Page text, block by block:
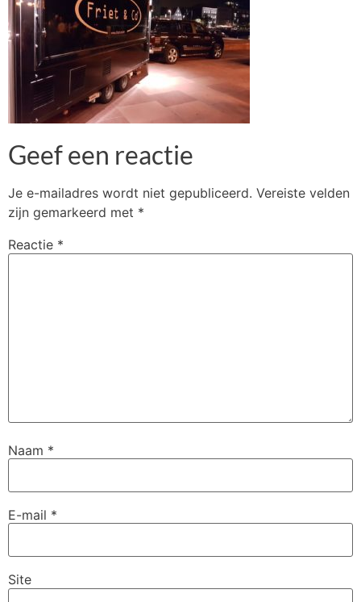
Geef een reactie
Je e-mailadres wordt niet gepubliceerd. Vereiste velden
zijn gemarkeerd met *
Reactie *
Naam *
E-mail *
Site